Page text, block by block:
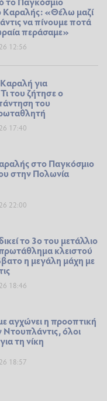
«Θέλω μαζί
να πίνουμε ποτά
περάσαμε»
12:56
για
του ζήτησε ο
του
17:40
στο Παγκόσμιο
στην Πολωνία
22:00
το 3ο του μετάλλιο
κλειστού
η μεγάλη μάχη με
18:46
αγχώνει η προοπτική
Ντουπλάντις, όλοι
τη νίκη
18:57